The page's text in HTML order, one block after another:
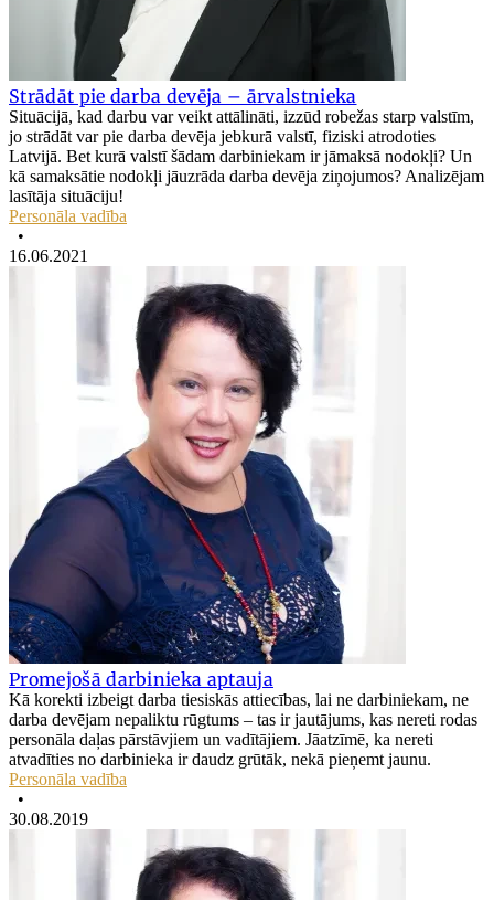
Strādāt pie darba devēja – ārvalstnieka
Situācijā, kad darbu var veikt attālināti, izzūd robežas starp valstīm,
jo strādāt var pie darba devēja jebkurā valstī, fiziski atrodoties
Latvijā. Bet kurā valstī šādam darbiniekam ir jāmaksā nodokļi? Un
kā samaksātie nodokļi jāuzrāda darba devēja ziņojumos? Analizējam
lasītāja situāciju!
Personāla vadība
•
16.06.2021
Promejošā darbinieka aptauja
Kā korekti izbeigt darba tiesiskās attiecības, lai ne darbiniekam, ne
darba devējam nepaliktu rūgtums – tas ir jautājums, kas nereti rodas
personāla daļas pārstāvjiem un vadītājiem. Jāatzīmē, ka nereti
atvadīties no darbinieka ir daudz grūtāk, nekā pieņemt jaunu.
Personāla vadība
•
30.08.2019